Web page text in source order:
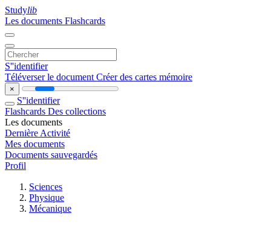
Studylib
Les documents Flashcards
S''identifier
Téléverser le document Créer des cartes mémoire
×
S''identifier
Flashcards Des collections
Les documents
Dernière Activité
Mes documents
Documents sauvegardés
Profil
Sciences
Physique
Mécanique